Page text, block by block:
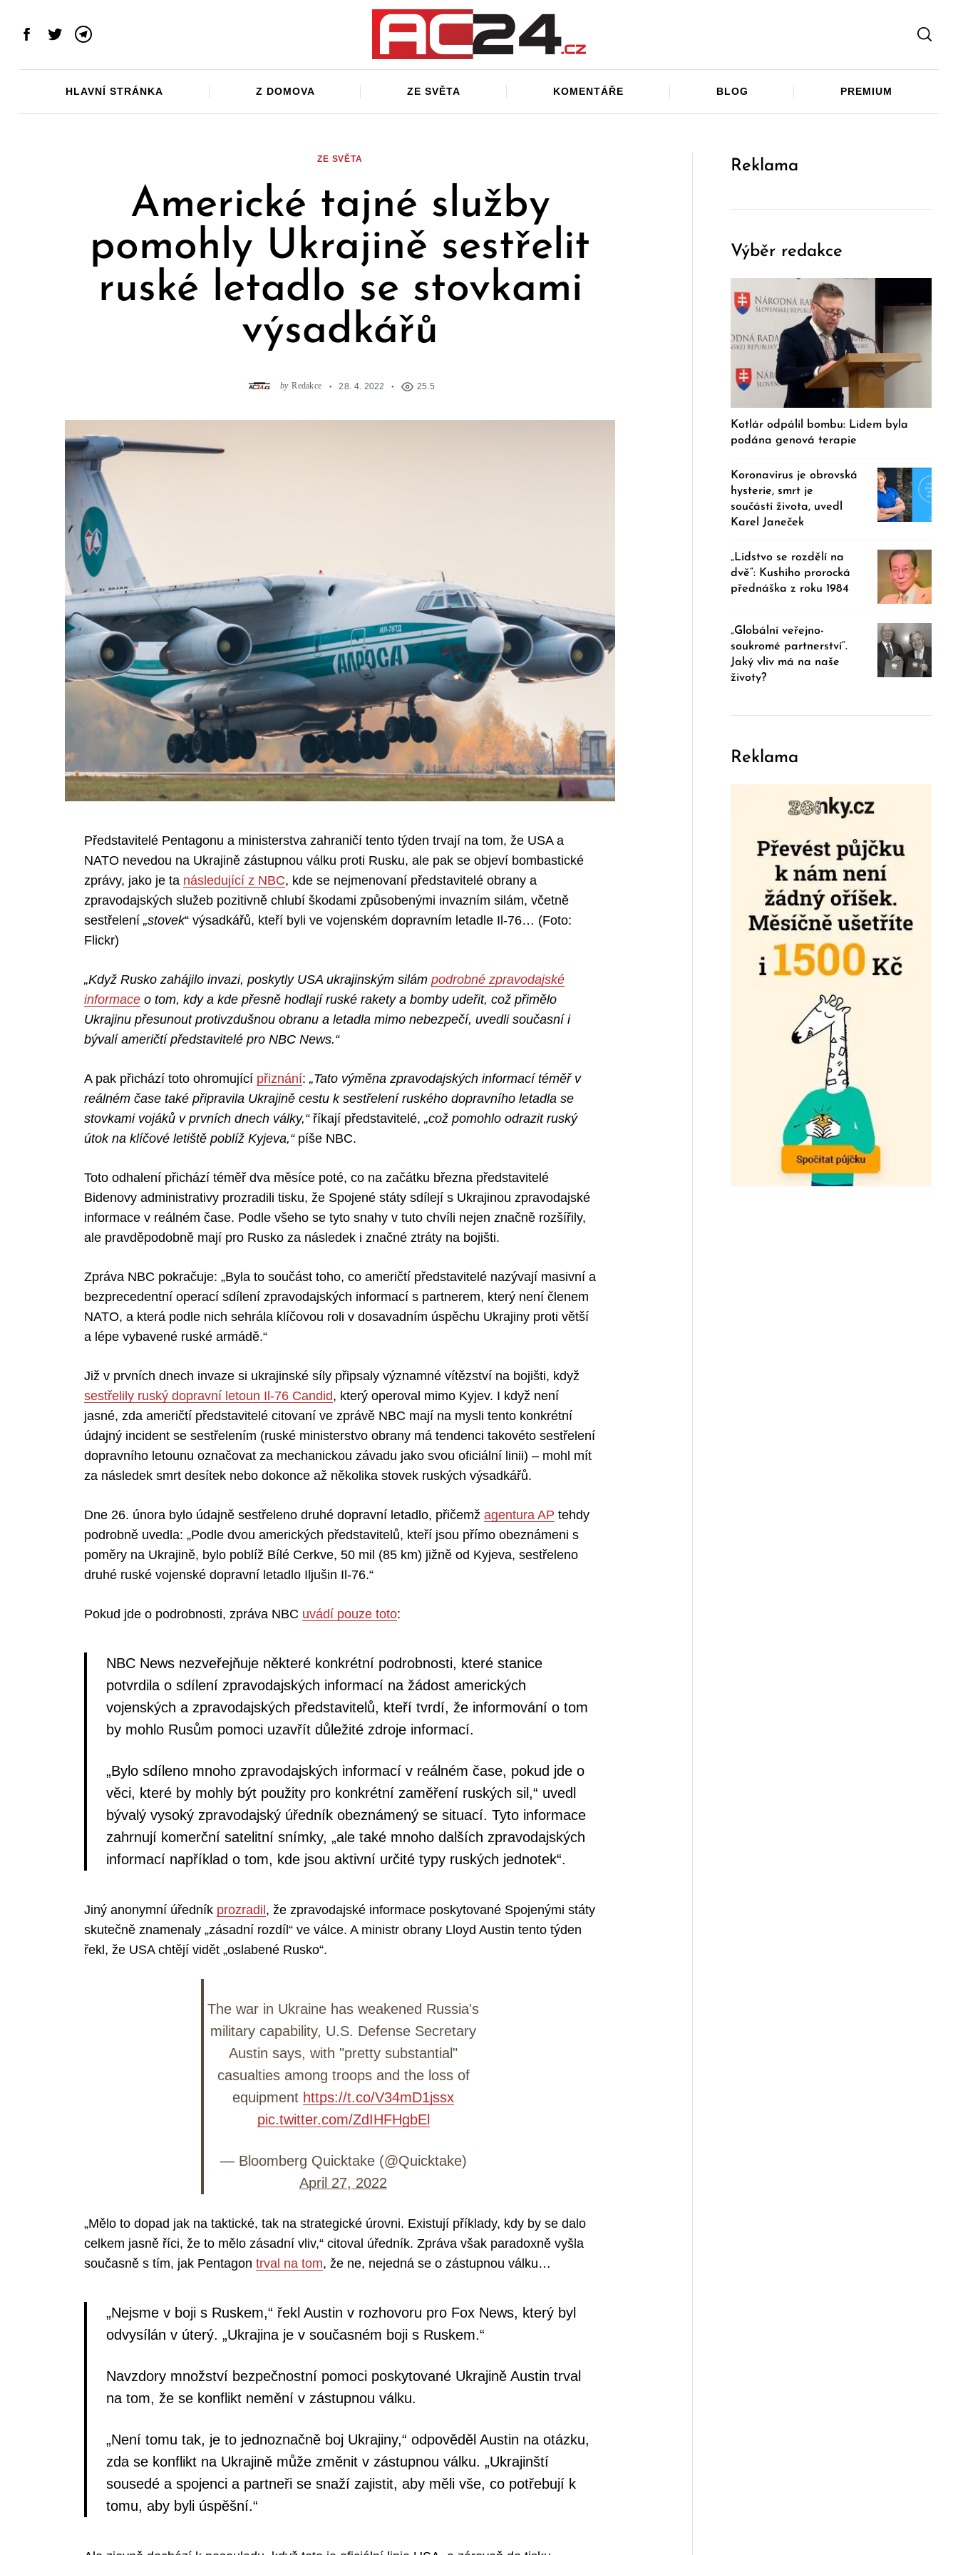
Facebook
TwitterTelegram
HLAVNÍ STRÁNKA Z DOMOVA ZE SVĚTA KOMENTÁŘE BLOG PREMIUM
ZE SVĚTA
Americké tajné služby
pomohly Ukrajině sestřelit
ruské letadlo se stovkami
výsadkářů
by Redakce 28. 4. 2022 25.5
Představitelé Pentagonu a ministerstva zahraničí tento týden trvají na tom, že USA a
NATO nevedou na Ukrajině zástupnou válku proti Rusku, ale pak se objeví bombastické
zprávy, jako je ta následující z NBC, kde se nejmenovaní představitelé obrany a
zpravodajských služeb pozitivně chlubí škodami způsobenými invazním silám, včetně
sestřelení „stovek“ výsadkářů, kteří byli ve vojenském dopravním letadle Il-76… (Foto:
Flickr)
„Když Rusko zahájilo invazi, poskytly USA ukrajinským silám podrobné zpravodajské
informaceo tom, kdy a kde přesně hodlají ruské rakety a bomby udeřit, což přimělo
Ukrajinu přesunout protivzdušnou obranu a letadla mimo nebezpečí, uvedli současní i
bývalí američtí představitelé pro NBC News.“
A pak přichází toto ohromující přiznání: „Tato výměna zpravodajských informací téměř v
reálném čase také připravila Ukrajině cestu k sestřelení ruského dopravního letadla se
stovkami vojáků v prvních dnech války,“říkají představitelé, „což pomohlo odrazit ruský
útok na klíčové letiště poblíž Kyjeva,“píše NBC.
Toto odhalení přichází téměř dva měsíce poté, co na začátku března představitelé
Bidenovy administrativy prozradili tisku, že Spojené státy sdílejí s Ukrajinou zpravodajské
informace v reálném čase. Podle všeho se tyto snahy v tuto chvíli nejen značně rozšířily,
ale pravděpodobně mají pro Rusko za následek i značné ztráty na bojišti.
Zpráva NBC pokračuje: „Byla to součást toho, co američtí představitelé nazývají masivní a
bezprecedentní operací sdílení zpravodajských informací s partnerem, který není členem
NATO, a která podle nich sehrála klíčovou roli v dosavadním úspěchu Ukrajiny proti větší
a lépe vybavené ruské armádě.“
Již v prvních dnech invaze si ukrajinské síly připsaly významné vítězství na bojišti, když
sestřelily ruský dopravní letoun Il-76 Candid, který operoval mimo Kyjev. I když není
jasné, zda američtí představitelé citovaní ve zprávě NBC mají na mysli tento konkrétní
údajný incident se sestřelením (ruské ministerstvo obrany má tendenci takovéto sestřelení
dopravního letounu označovat za mechanickou závadu jako svou oficiální linii) – mohl mít
za následek smrt desítek nebo dokonce až několika stovek ruských výsadkářů.
Dne 26. února bylo údajně sestřeleno druhé dopravní letadlo, přičemž agentura AP tehdy
podrobně uvedla: „Podle dvou amerických představitelů, kteří jsou přímo obeznámeni s
poměry na Ukrajině, bylo poblíž Bílé Cerkve, 50 mil (85 km) jižně od Kyjeva, sestřeleno
druhé ruské vojenské dopravní letadlo Iljušin Il-76.“
Pokud jde o podrobnosti, zpráva NBC uvádí pouze toto:
NBC News nezveřejňuje některé konkrétní podrobnosti, které stanice
potvrdila o sdílení zpravodajských informací na žádost amerických
vojenských a zpravodajských představitelů, kteří tvrdí, že informování o tom
by mohlo Rusům pomoci uzavřít důležité zdroje informací.
„Bylo sdíleno mnoho zpravodajských informací v reálném čase, pokud jde o
věci, které by mohly být použity pro konkrétní zaměření ruských sil,“ uvedl
bývalý vysoký zpravodajský úředník obeznámený se situací. Tyto informace
zahrnují komerční satelitní snímky, „ale také mnoho dalších zpravodajských
informací například o tom, kde jsou aktivní určité typy ruských jednotek“.
Jiný anonymní úředník prozradil, že zpravodajské informace poskytované Spojenými státy
skutečně znamenaly „zásadní rozdíl“ ve válce. A ministr obrany Lloyd Austin tento týden
řekl, že USA chtějí vidět „oslabené Rusko“.
The war in Ukraine has weakened Russia's
military capability, U.S. Defense Secretary
Austin says, with "pretty substantial"
casualties among troops and the loss of
equipment https://t.co/V34mD1jssx
pic.twitter.com/ZdIHFHgbEl
— Bloomberg Quicktake (@Quicktake)
April 27, 2022
„Mělo to dopad jak na taktické, tak na strategické úrovni. Existují příklady, kdy by se dalo
celkem jasně říci, že to mělo zásadní vliv,“ citoval úředník. Zpráva však paradoxně vyšla
současně s tím, jak Pentagon trval na tom, že ne, nejedná se o zástupnou válku…
„Nejsme v boji s Ruskem,“ řekl Austin v rozhovoru pro Fox News, který byl
odvysílán v úterý. „Ukrajina je v současném boji s Ruskem.“
Navzdory množství bezpečnostní pomoci poskytované Ukrajině Austin trval
na tom, že se konflikt nemění v zástupnou válku.
„Není tomu tak, je to jednoznačně boj Ukrajiny,“ odpověděl Austin na otázku,
zda se konflikt na Ukrajině může změnit v zástupnou válku. „Ukrajinští
sousedé a spojenci a partneři se snaží zajistit, aby měli vše, co potřebují k
tomu, aby byli úspěšní.“
Reklama
Výběr redakce
Kotlár odpálil bombu: Lidem byla
podána genová terapie
Koronavirus je obrovská
hysterie, smrt je
součástí života, uvedl
Karel Janeček
„Lidstvo se rozdělí na
dvě“: Kushiho prorocká
přednáška z roku 1984
„Globální veřejno-
soukromé partnerství“.
Jaký vliv má na naše
životy?
Reklama
Search